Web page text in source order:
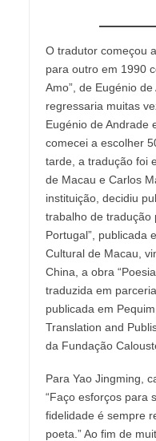
O tradutor começou
para outro em 1990
Amo”, de Eugénio
regressaria muitas
Eugénio de Andrade
comecei a escolher
tarde, a tradução foi
de Macau e Carlos
instituição, decidiu
trabalho de tradução
Portugal”, publicada
Cultural de Macau,
China, a obra
traduzida em
publicada em
Translation and
da Fundação
Para Yao Jingming,
“Faço esforços para
fidelidade é sempre
poeta.” Ao fim de